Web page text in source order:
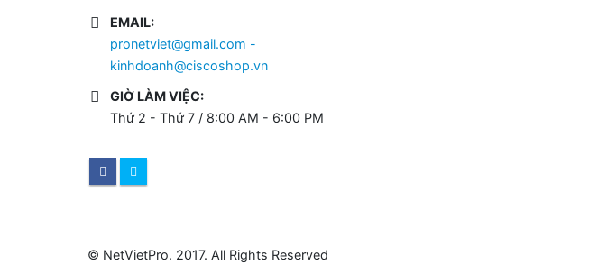
EMAIL:
pronetviet@gmail.com -
kinhdoanh@ciscoshop.vn
GIỜ LÀM VIỆC:
Thứ 2 - Thứ 7 / 8:00 AM - 6:00 PM
© NetVietPro. 2017. All Rights Reserved